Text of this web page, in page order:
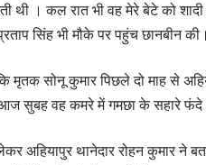
थी । कल रात भी वह मेरे बेटे को
सिंह भी मौके पर पहुंच छानबीन
मृतक सोनू कुमार पिछले दो माह से
आज सुबह वह कमरे में गमछा के सहारे फंदे
अहियापुर थानेदार रोहन कुमार ने